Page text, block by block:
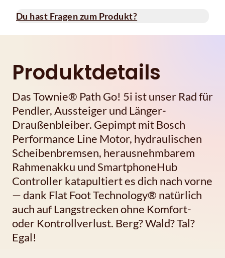
Du hast Fragen zum Produkt?
Produktdetails
Das Townie® Path Go! 5i ist unser Rad für
Pendler, Aussteiger und Länger-
Draußenbleiber. Gepimpt mit Bosch
Performance Line Motor, hydraulischen
Scheibenbremsen, herausnehmbarem
Rahmenakku und SmartphoneHub
Controller katapultiert es dich nach vorne
— dank Flat Foot Technology® natürlich
auch auf Langstrecken ohne Komfort-
oder Kontrollverlust. Berg? Wald? Tal?
Egal!